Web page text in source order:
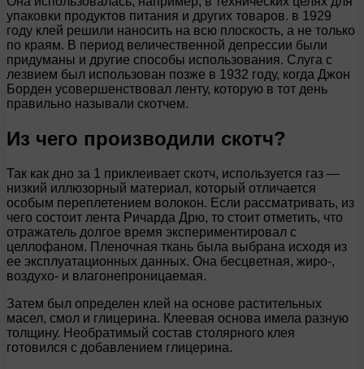
упаковки продуктов питания и других товаров. в 1929
году клей решили наносить на всю плоскость, а не только
по краям. В период величественной депрессии были
придуманы и другие способы использования. Слуга с
лезвием был использован позже в 1932 году, когда Джон
Борден усовершенствовал ленту, которую в тот день
правильно называли скотчем.
Из чего производили скотч?
Так как дно за 1 приклеивает скотч, используется газ —
низкий иллюзорный материал, который отличается
особым переплетением волокон. Если рассматривать, из
чего состоит лента Ричарда Дрю, то стоит отметить, что
отражатель долгое время экспериментировал с
целлофаном. Пленочная ткань была выбрана исходя из
ее эксплуатационных данных. Она бесцветная, жиро-,
воздухо- и влагонепроницаемая.
Затем был определен клей на основе растительных
масел, смол и глицерина. Клеевая основа имела разную
толщину. Необратимый состав столярного клея
готовился с добавлением глицерина.